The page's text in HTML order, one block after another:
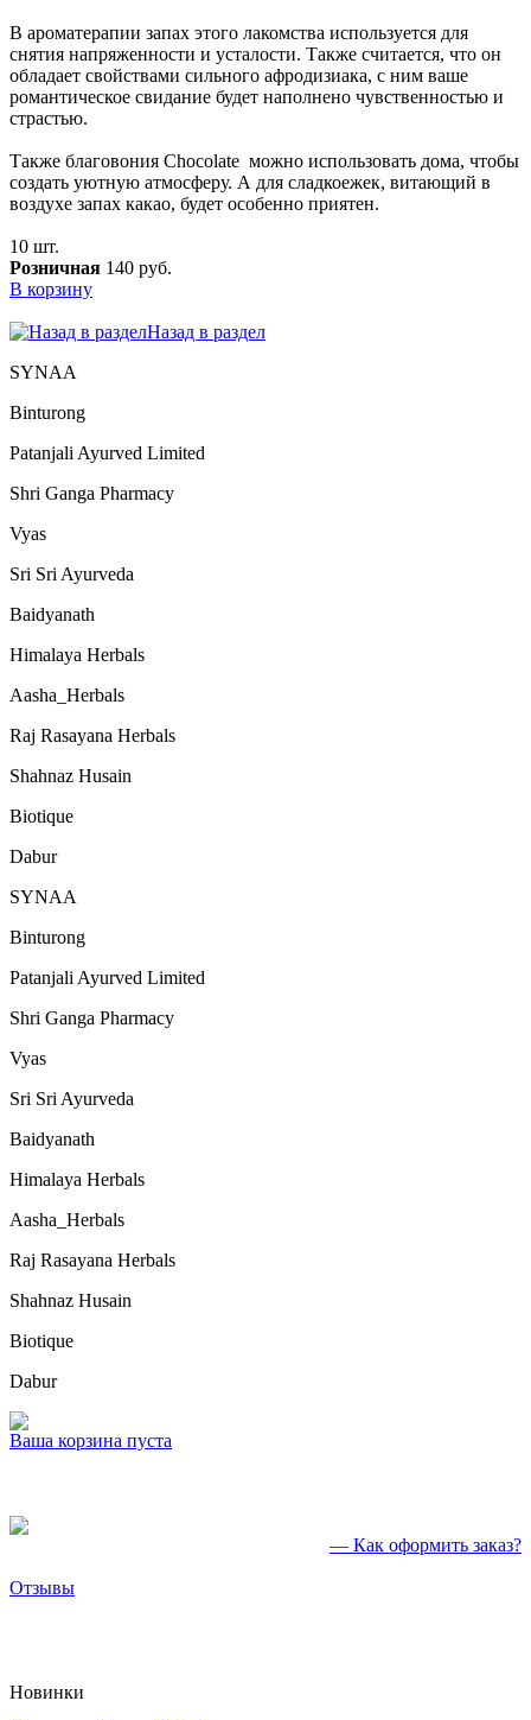
В ароматерапии запах этого лакомства используется для
снятия напряженности и усталости. Также считается, что он
обладает свойствами сильного афродизиака, с ним ваше
романтическое свидание будет наполнено чувственностью и
страстью.
Также благовония Chocolate можно использовать дома, чтобы
создать уютную атмосферу. А для сладкоежек, витающий в
воздухе запах какао, будет особенно приятен.
10 шт.
Розничная 140 руб.
В корзину
Назад в раздел
SYNAA
Binturong
Patanjali Ayurved Limited
Shri Ganga Pharmacy
Vyas
Sri Sri Ayurveda
Baidyanath
Himalaya Herbals
Aasha_Herbals
Raj Rasayana Herbals
Shahnaz Husain
Biotique
Dabur
SYNAA
Binturong
Patanjali Ayurved Limited
Shri Ganga Pharmacy
Vyas
Sri Sri Ayurveda
Baidyanath
Himalaya Herbals
Aasha_Herbals
Raj Rasayana Herbals
Shahnaz Husain
Biotique
Dabur
Ваша корзина пуста
— Как оформить заказ?
Отзывы
Новинки